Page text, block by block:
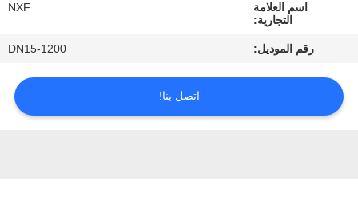
أخبار
اطلب
اقتباس
اسم العلامة
التجارية:
NXF
رقم الموديل: DN15-1200
اتصل بنا!